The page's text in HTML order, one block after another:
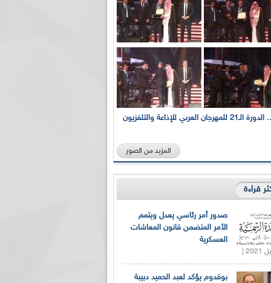
بالصور... الدورة الـ21 للمهرجان العربي للإذاعة والتلفزيون
المزيد من الصور
قراءة
صدور أمر رئاسي يعدل ويتمم
الأمر المتضمن قانون المعاشات
العسكرية
بوقدوم يؤكد لعبد الحميد دبيبة